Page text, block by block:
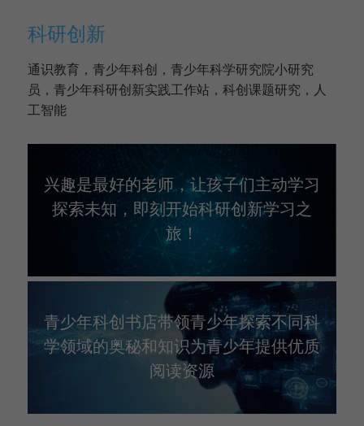
科研创新
通识教育，青少年科创，青少年科学研究院小研究
员，青少年科研创新实践工作站，科创课题研究，人
工智能
兴趣是最好的老师，让孩子们主动学习
探索未知，即刻开始科研创新学习之
旅！
青少年科创书店带领青少年探索不同科
学领域的奥秘和知识为青少年提供优质
阅读资源